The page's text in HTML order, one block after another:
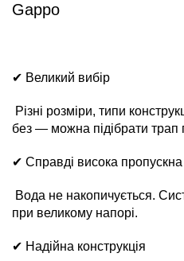
Gappo
✔ Великий вибір
Різні розміри, типи
без — можна підібрати трап
✔ Справді висока пропускна
Вода не накопичується.
при великому напорі.
✔ Надійна конструкція